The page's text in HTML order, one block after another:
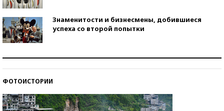
Знаменитости и бизнесмены, добившиеся
успеха со второй попытки
ФОТОИСТОРИИ